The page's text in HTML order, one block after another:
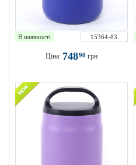
В наявності 15364-83
Ціна: 74890 грн